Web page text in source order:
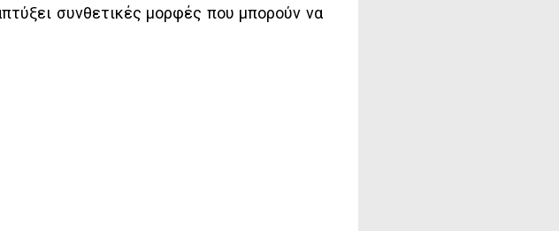
συνθετικές μορφές που μπορούν να